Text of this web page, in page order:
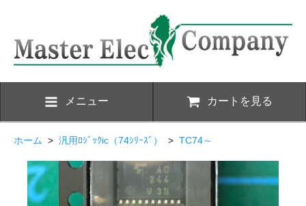
メニュー カートを見る
ホーム > 汎用ﾛｼﾞｯｸic（74ｼﾘｰｽﾞ） > TC74～